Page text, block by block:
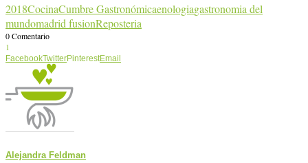
2018CocinaCumbre Gastronómicaenologiagastronomia del
mundomadrid fusionReposteria
0 Comentario
1
FacebookTwitterPinterestEmail
Alejandra Feldman